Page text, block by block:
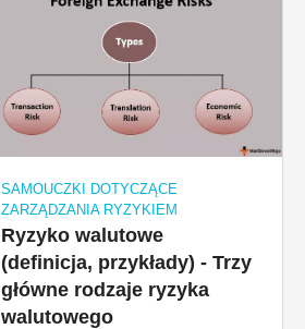
SAMOUCZKI DOTYCZĄCE
ZARZĄDZANIA RYZYKIEM
Ryzyko walutowe
(definicja, przykłady) - Trzy
główne rodzaje ryzyka
walutowego